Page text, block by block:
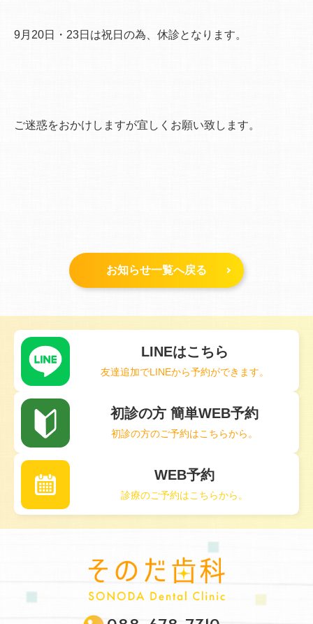
9月20日・23日は祝日の為、休診となります。
ご迷惑をおかけしますが宜しくお願い致します。
お知らせ一覧へ戻る
LINEはこちら
友達追加でLINEから予約ができます。
初診の方 簡単WEB予約
初診の方のご予約はこちらから。
WEB予約
診療のご予約はこちらから。